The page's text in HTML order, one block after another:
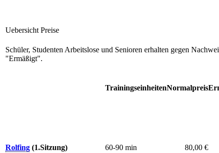
Uebersicht Preise
Schüler, Studenten Arbeitslose und Senioren erhalten gegen
"Ermäßigt".
TrainingseinheitenNormalpreis
Rolfing (1.Sitzung) 60-90 min 80,00 €